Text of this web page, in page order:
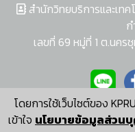
โดยการใช้เว็บไซต์ของ
เข้าใจ นโยบายข้อมูลส่วนบุ
สำนักวิทยบริการและเท
เลขที่ 69 หมู่ที่ 1 ต.นค
ผู้พัฒนาร